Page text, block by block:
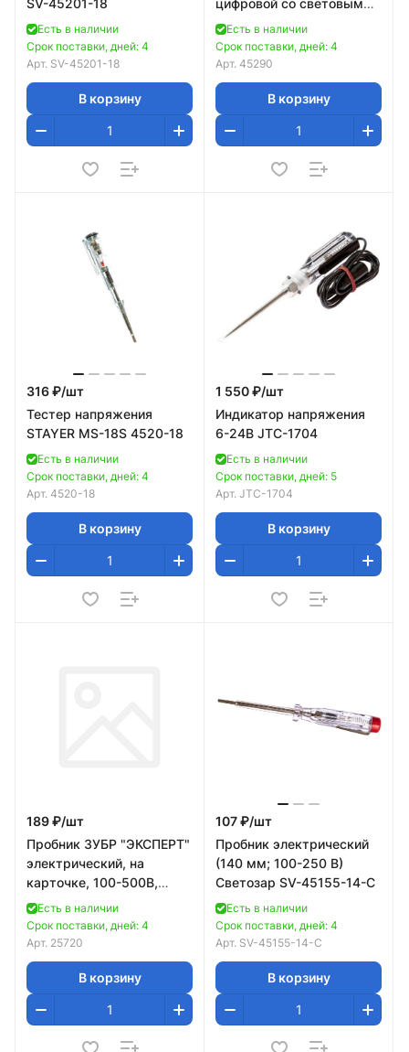
SV-45201-18
Есть в наличии
Срок поставки, дней: 4
Арт. SV-45201-18
В корзину
цифровой со световым
индикатором, 12-220В,
125мм
Есть в наличии
Срок поставки, дней: 4
Арт. 45290
В корзину
316 ₽/шт
Тестер напряжения
STAYER MS-18S 4520-18
Есть в наличии
Срок поставки, дней: 4
Арт. 4520-18
В корзину
1 550 ₽/шт
Индикатор напряжения
6-24В JTC-1704
Есть в наличии
Срок поставки, дней: 5
Арт. JTC-1704
В корзину
189 ₽/шт
Пробник ЗУБР "ЭКСПЕРТ"
электрический, на
карточке, 100-500В,
145мм
Есть в наличии
Срок поставки, дней: 4
Арт. 25720
В корзину
107 ₽/шт
Пробник электрический
(140 мм; 100-250 В)
Светозар SV-45155-14-C
Есть в наличии
Срок поставки, дней: 4
Арт. SV-45155-14-C
В корзину